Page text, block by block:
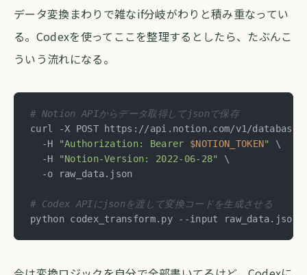
データ変換まわりで雑なif分岐がわりと積み重なってい
る。Codexを使ってここを整理するとしたら、たぶんこ
ういう流れになる。
# Notion APIからデータ取得してjsonで保存
curl -X POST https://api.notion.com/v1/
  -H
"Authorization: Bearer $NOTION_TOKEN"
\
  -H
"Notion-Version: 2022-06-28"
\
  -o raw_data.json
# Codex APIにjsonを渡して変換コードを生成させる
python codex_transform.py --input